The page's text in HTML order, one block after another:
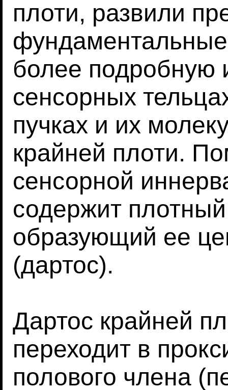
плоти, развили
более
сенсорных
пучках и их
крайней плоти.
сенсорной
содержит
образующий ее
(дартос).
Дартос крайней
переходит в
полового члена